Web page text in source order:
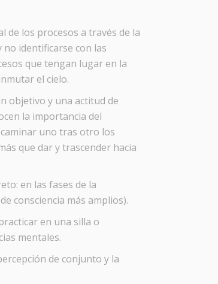
los procesos a través de la
identificarse con las
que tengan lugar en la
el cielo.
objetivo y una actitud de
la importancia del
caminar uno tras otro los
que dar y trascender hacia
en las fases de la
consciencia más amplios).
en una silla o
mentales.
de conjunto y la